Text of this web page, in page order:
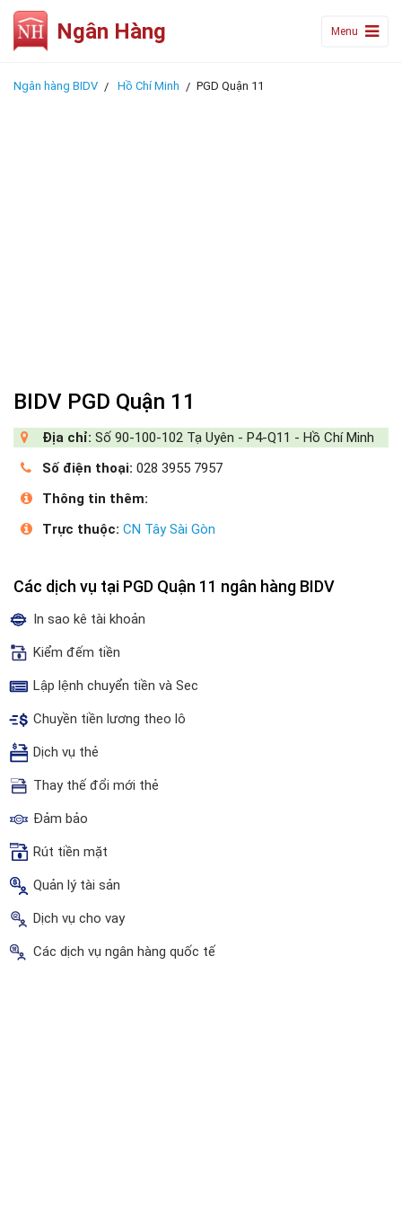
Ngân Hàng Menu
Ngân hàng BIDV Hồ Chí Minh PGD Quận 11
BIDV PGD Quận 11
Địa chỉ: Số 90-100-102 Tạ Uyên - P4-Q11 - Hồ Chí Minh
Số điện thoại: 028 3955 7957
Thông tin thêm:
Trực thuộc: CN Tây Sài Gòn
Các dịch vụ tại PGD Quận 11 ngân hàng BIDV
In sao kê tài khoản
Kiểm đếm tiền
Lập lệnh chuyển tiền và Sec
Chuyền tiền lương theo lô
Dịch vụ thẻ
Thay thế đổi mới thẻ
Đảm bảo
Rút tiền mặt
Quản lý tài sản
Dịch vụ cho vay
Các dịch vụ ngân hàng quốc tế